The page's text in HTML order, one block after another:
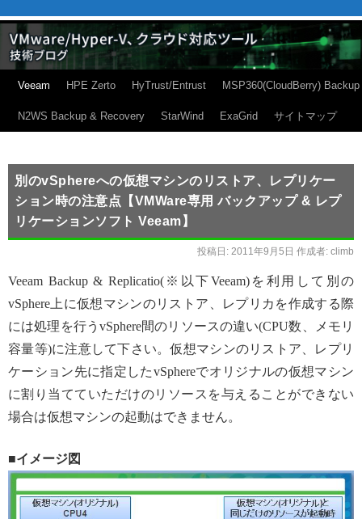
Veeam HPE Zerto HyTrust/Entrust MSP360(CloudBerry) Backup
N2WS Backup & Recovery StarWind ExaGrid サイトマップ
別のvSphereへの仮想マシンのリストア、レプリケー
ション時の注意点【VMWare専用 バックアップ & レプ
リケーションソフト Veeam】
投稿日: 2011年9月5日 作成者: climb
Veeam Backup & Replicatio(※以下Veeam)を利用して別の
vSphere上に仮想マシンのリストア、レプリカを作成する際
には処理を行うvSphere間のリソースの違い(CPU数、メモリ
容量等)に注意して下さい。仮想マシンのリストア、レプリ
ケーション先に指定したvSphereでオリジナルの仮想マシン
に割り当てていただけのリソースを与えることができない
場合は仮想マシンの起動はできません。
■イメージ図